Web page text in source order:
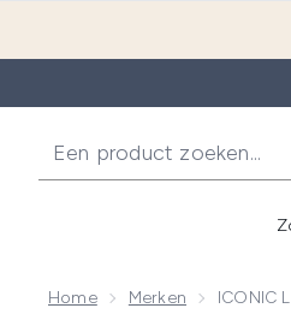
Home Merken ICONIC